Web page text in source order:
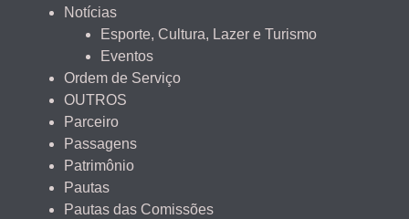
Notícias
Esporte, Cultura, Lazer e Turismo
Eventos
Ordem de Serviço
OUTROS
Parceiro
Passagens
Patrimônio
Pautas
Pautas das Comissões